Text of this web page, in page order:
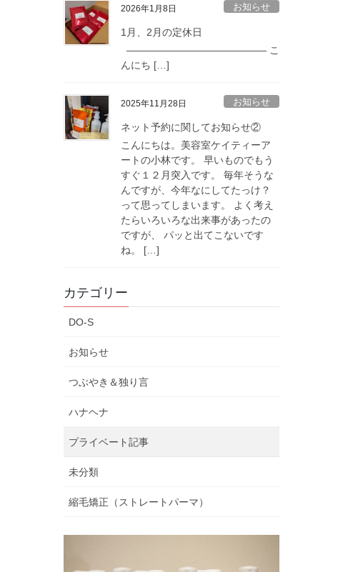
2026年1月8日 お知らせ
1月、2月の定休日
—————————————— こ
んにち […]
2025年11月28日 お知らせ
ネット予約に関してお知らせ②
こんにちは。美容室ケイティーア
ートの小林です。 早いものでもう
すぐ１２月突入です。 毎年そうな
んですが、今年なにしてたっけ？
って思ってしまいます。 よく考え
たらいろいろな出来事があったの
ですが、 パッと出てこないです
ね。 […]
カテゴリー
DO-S
お知らせ
つぶやき＆独り言
ハナヘナ
プライベート記事
未分類
縮毛矯正（ストレートパーマ）